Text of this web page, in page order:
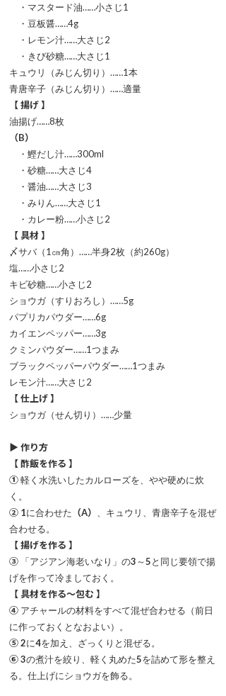
・マスタード油……小さじ1
・豆板醤……4g
・レモン汁……大さじ2
・きび砂糖……大さじ1
キュウリ（みじん切り）……1本
青唐辛子（みじん切り）……適量
【 揚げ 】
油揚げ……8枚
（B）
・鰹だし汁……300ml
・砂糖……大さじ4
・醤油……大さじ3
・みりん……大さじ1
・カレー粉……小さじ2
【 具材 】
〆サバ（1㎝角）……半身2枚（約260g）
塩……小さじ2
キビ砂糖……小さじ2
ショウガ（すりおろし）……5g
パプリカパウダー……6g
カイエンペッパー……3g
クミンパウダー……1つまみ
ブラックペッパーパウダー……1つまみ
レモン汁……大さじ2
【 仕上げ 】
ショウガ（せん切り）……少量
▶ 作り方
【 酢飯を作る 】
①軽く水洗いしたカルローズを、やや硬めに炊
く。
② 1に合わせた （A）
、キュウリ、青唐辛子を混ぜ
合わせる。
【 揚げを作る 】
③ 「アジアン海老いなり」の3～5と同じ要領で揚
げを作って冷ましておく。
【 具材を作る～包む 】
④ アチャールの材料をすべて混ぜ合わせる（前日
に作っておくとなおよい）。
⑤2に4を加え、ざっくりと混ぜる。
⑥3の煮汁を絞り、軽く丸めた5を詰めて形を整え
る。仕上げにショウガを飾る。